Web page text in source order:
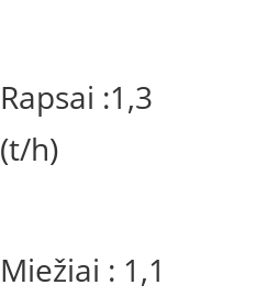
Rapsai :1,3
(t/h)
Miežiai : 1,1